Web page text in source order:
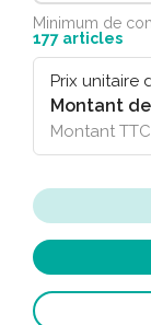
Minimum de
177 articles
Prix unitaire
Montant
Montant